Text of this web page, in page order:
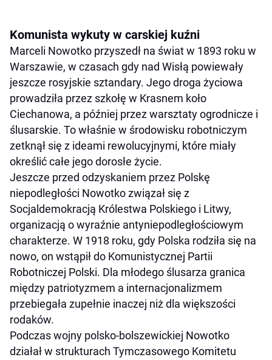
Komunista wykuty w carskiej kuźni
Marceli Nowotko przyszedł na świat w 1893 roku w
Warszawie, w czasach gdy nad Wisłą powiewały
jeszcze rosyjskie sztandary. Jego droga życiowa
prowadziła przez szkołę w Krasnem koło
Ciechanowa, a później przez warsztaty ogrodnicze i
ślusarskie. To właśnie w środowisku robotniczym
zetknął się z ideami rewolucyjnymi, które miały
określić całe jego dorosłe życie.
Jeszcze przed odzyskaniem przez Polskę
niepodległości Nowotko związał się z
Socjaldemokracją Królestwa Polskiego i Litwy,
organizacją o wyraźnie antyniepodległościowym
charakterze. W 1918 roku, gdy Polska rodziła się na
nowo, on wstąpił do Komunistycznej Partii
Robotniczej Polski. Dla młodego ślusarza granica
między patriotyzmem a internacjonalizmem
przebiegała zupełnie inaczej niż dla większości
rodaków.
Podczas wojny polsko-bolszewickiej Nowotko
działał w strukturach Tymczasowego Komitetu